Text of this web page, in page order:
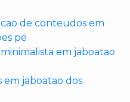
de conteudos em
pe
em jaboatao
em jaboatao dos